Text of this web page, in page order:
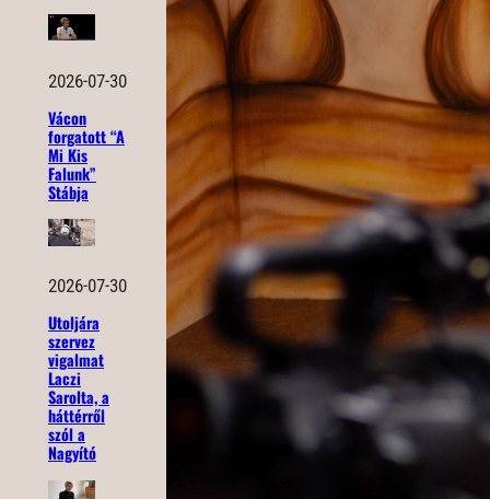
2026-07-30
Vácon
forgatott “A
Mi Kis
Falunk”
Stábja
2026-07-30
Utoljára
szervez
vigalmat
Laczi
Sarolta, a
háttérről
szól a
Nagyító